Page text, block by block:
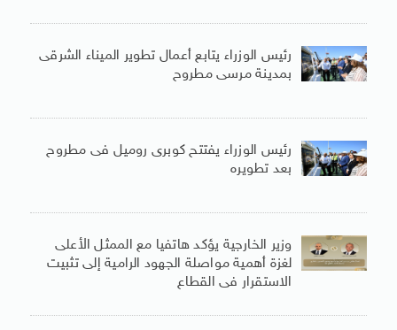
رئيس الوزراء يتابع أعمال تطوير الميناء الشرقى
بمدينة مرسى مطروح
رئيس الوزراء يفتتح كوبرى روميل فى مطروح
بعد تطويره
وزير الخارجية يؤكد هاتفيا مع الممثل الأعلى
لغزة أهمية مواصلة الجهود الرامية إلى تثبيت
الاستقرار فى القطاع